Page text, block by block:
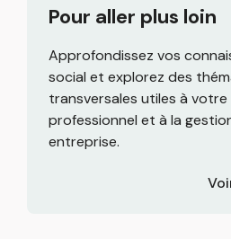
Pour aller plus loin
Approfondissez vos
social et explorez des
transversales utiles à
professionnel et à la
entreprise.